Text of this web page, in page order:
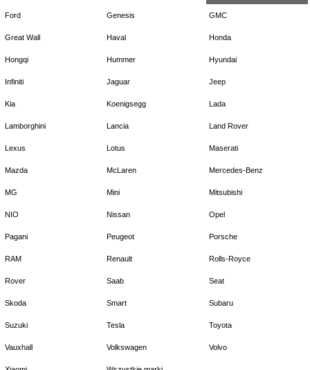
Ford Genesis GMC
Great Wall Haval Honda
Hongqi Hummer Hyundai
Infiniti Jaguar Jeep
Kia Koenigsegg Lada
Lamborghini Lancia Land Rover
Lexus Lotus Maserati
Mazda McLaren Mercedes-Benz
MG Mini Mitsubishi
NIO Nissan Opel
Pagani Peugeot Porsche
RAM Renault Rolls-Royce
Rover Saab Seat
Skoda Smart Subaru
Suzuki Tesla Toyota
Vauxhall Volkswagen Volvo